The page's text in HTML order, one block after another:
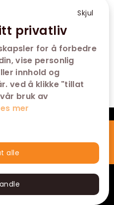
Skjul
privatliv
for å forbedre
vise personlig
innhold og
ved å klikke "tillat
bruk av
mer
alle